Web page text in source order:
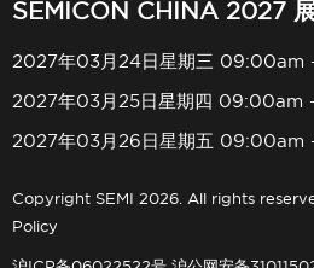
SEMICON CHINA 2027
2027年03月24日星期三 09:00am
2027年03月25日星期四 09:00am
2027年03月26日星期五
Copyright SEMI 2026. All rights
Policy